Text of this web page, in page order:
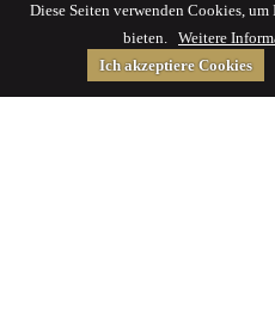
Diese Seiten verwenden Cookies,
bieten. Weitere
Ich akzeptiere Cookies